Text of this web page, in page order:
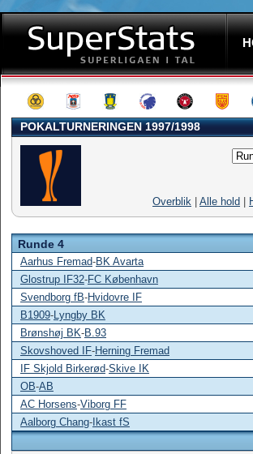
POKALTURNERINGEN 1997/1998
Overblik Alle hold
Runde 4
Aarhus Fremad-BK Avarta
Glostrup IF32-FC København
Svendborg fB-Hvidovre IF
B1909-Lyngby BK
Brønshøj BK-B.93
Skovshoved IF-Herning Fremad
IF Skjold Birkerød-Skive IK
OB-AB
AC Horsens-Viborg FF
Aalborg Chang- Ikast fS